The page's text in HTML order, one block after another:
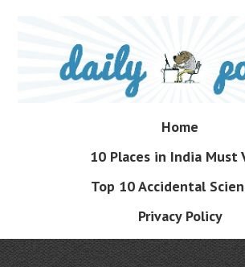
Home
10 Places in India Must
Top 10 Accidental
Privacy Policy